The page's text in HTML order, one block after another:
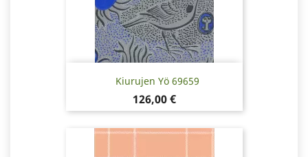
Kiurujen Yö 69659
Pris
126,00 €